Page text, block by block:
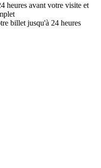
heures avant votre visite et
billet jusqu'à 24 heures